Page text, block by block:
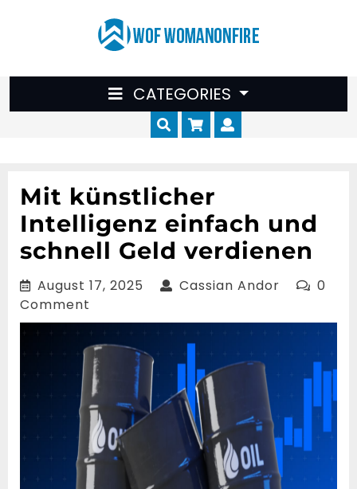
CATEGORIES
Cart
Mit künstlicher
Intelligenz einfach und
schnell Geld verdienen
August 17, 2025 August
2025
Cassian Andor Cassian
0
Comment